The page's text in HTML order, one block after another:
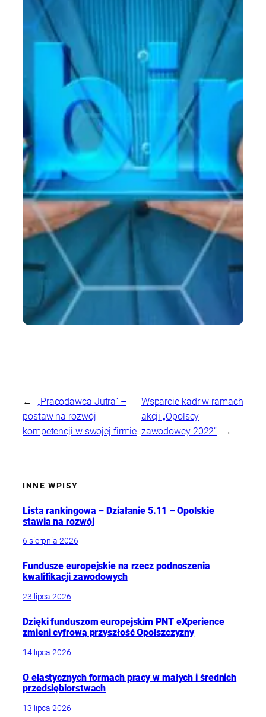
←
„Pracodawca Jutra” –
postaw na rozwój
kompetencji w swojej firmie
Wsparcie kadr w ramach
akcji „Opolscy
zawodowcy 2022”
→
INNE WPISY
Lista rankingowa – Działanie 5.11 – Opolskie
stawia na rozwój
6 sierpnia 2026
Fundusze europejskie na rzecz podnoszenia
kwalifikacji zawodowych
23 lipca 2026
Dzięki funduszom europejskim PNT eXperience
zmieni cyfrową przyszłość Opolszczyzny
14 lipca 2026
O elastycznych formach pracy w małych i średnich
przedsiębiorstwach
13 lipca 2026